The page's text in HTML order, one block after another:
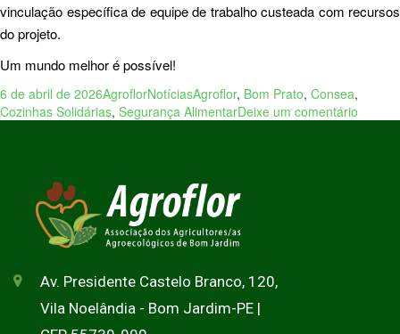
vinculação específica de equipe de trabalho custeada com recursos
do projeto.
Um mundo melhor é possível!
6 de abril de 2026AgroflorNotíciasAgroflor, Bom Prato, Consea,
Cozinhas Solidárias, Segurança AlimentarDeixe um comentário
Av. Presidente Castelo Branco, 120,
Vila Noelândia - Bom Jardim-PE |